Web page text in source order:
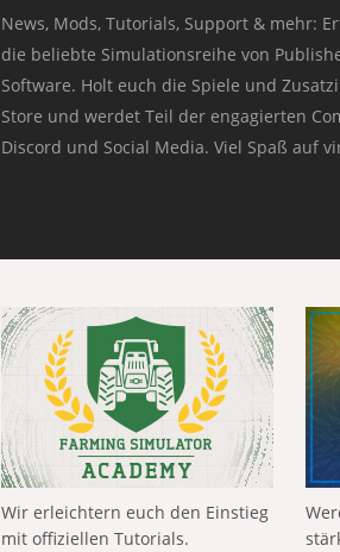
News, Mods, Tutorials, Support & mehr:
die beliebte Simulationsreihe von
Software. Holt euch die Spiele und
Store und werdet Teil der engagierten
Discord und Social Media. Viel Spaß auf
Wir erleichtern euch den Einstieg
mit offiziellen Tutorials.